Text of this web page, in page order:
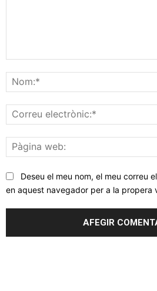
Deseu el meu nom, el meu correu
en aquest navegador per a la propera